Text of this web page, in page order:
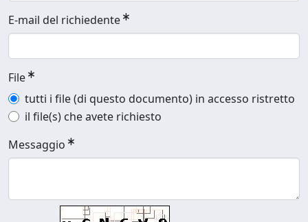
E-mail del richiedente
File
tutti i file (di questo documento) in accesso ristretto
il file(s) che avete richiesto
Messaggio